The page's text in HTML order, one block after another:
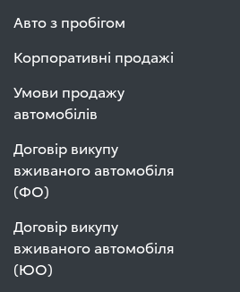
Авто з пробігом
Корпоративні продажі
Умови продажу
автомобілів
Договір викупу
вживаного автомобіля
(ФО)
Договір викупу
вживаного автомобіля
(ЮО)